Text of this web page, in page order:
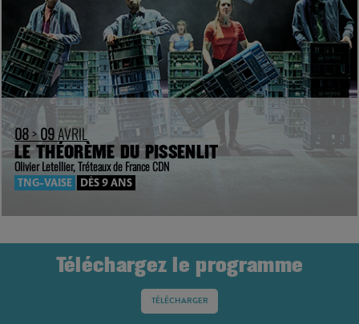
08>09AVRIL
LE THÉORÈME DU PISSENLIT
Olivier Letellier, Tréteaux de France CDN
TNG-VAISE DÈS 9 ANS
Téléchargez le programme
TÉLÉCHARGER